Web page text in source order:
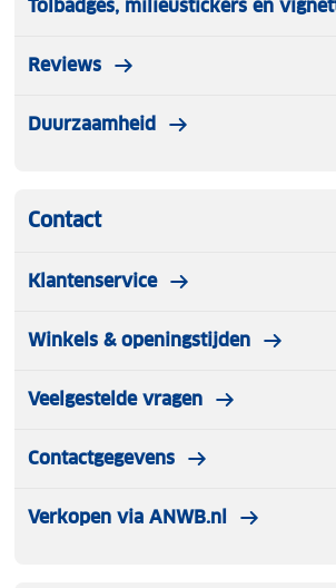
Tolbadges, milieustickers en
Reviews
Duurzaamheid
Contact
Klantenservice
Winkels & openingstijden
Veelgestelde vragen
Contactgegevens
Verkopen via ANWB.nl